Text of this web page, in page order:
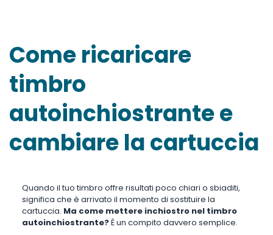
Come ricaricare
timbro
autoinchiostrante e
cambiare la cartuccia
Quando il tuo timbro offre risultati poco chiari o sbiaditi,
significa che è arrivato il momento di sostituire la
cartuccia. Ma come mettere inchiostro nel timbro
autoinchiostrante?È un compito davvero semplice.